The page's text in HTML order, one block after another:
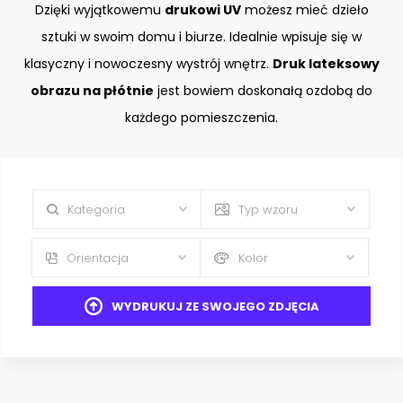
Dzięki wyjątkowemu drukowi UVmożesz mieć dzieło
sztuki w swoim domu i biurze. Idealnie wpisuje się w
klasyczny i nowoczesny wystrój wnętrz. Druk lateksowy
obrazu na płótnie jest bowiem doskonałą ozdobą do
każdego pomieszczenia.
Kategoria Typ wzoru
Orientacja Kolor
WYDRUKUJ ZE SWOJEGO ZDJĘCIA